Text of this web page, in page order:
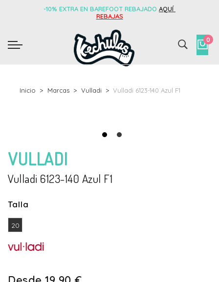
-10% EXTRA EN BAREFOOT REBAJADO AQUÍ
REBAJAS
0
Inicio Marcas Vulladi Vulladi 6123-140 Azul F1
VULLADI
Vulladi 6123-140 Azul F1
Talla
20